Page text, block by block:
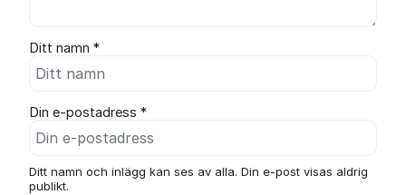
Ditt namn *
Din e-postadress *
Ditt namn och inlägg kan ses av alla. Din e-post visas aldrig
publikt.